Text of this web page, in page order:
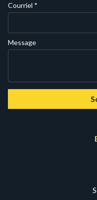
Courriel *
Message